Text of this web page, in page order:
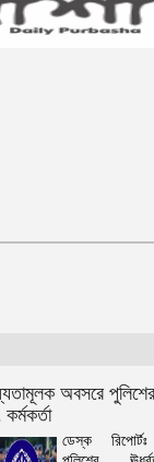
চালক হত্যার ঘটনায়
প্রাণ গেল আরো
নারী মাদক কারবারি
অবসরে
ডেস্ক রিপোর্টঃ